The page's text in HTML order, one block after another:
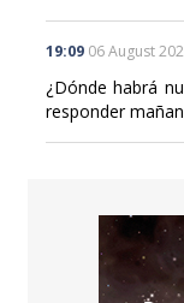
19:09 06 August
¿Dónde habrá
responder